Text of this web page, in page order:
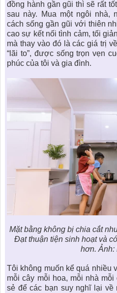
đồng hành gần gũi thì sẽ rất
sau này. Mua một ngôi nhà,
cách sống gần gũi với thiên
cao sự kết nối tình cảm, tối
mà thay vào đó là các giá trị
“lãi to”, được sống trọn vẹn
phúc của tôi và gia đình.
Mặt bằng không bị chia cắt
Đạt thuận tiện sinh hoạt và
hơn. Ảnh:
Tôi không muốn kể quá nhiều
mỗi cây mỗi hoa, mỗi nhà
sẻ để các bạn suy nghĩ lại